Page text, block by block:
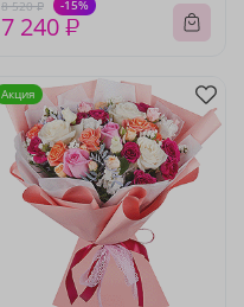
8 520 ₽ -15%
7 240 ₽
Акция